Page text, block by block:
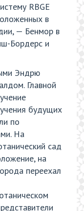
RBGE
в
— Бенмор в
Бордерс и
Эндрю
Главной
будущих
по
На
сад
на
переехал